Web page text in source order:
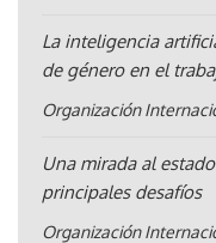
La inteligencia
de género en el
Organización
Una mirada al
principales desafíos
Organización